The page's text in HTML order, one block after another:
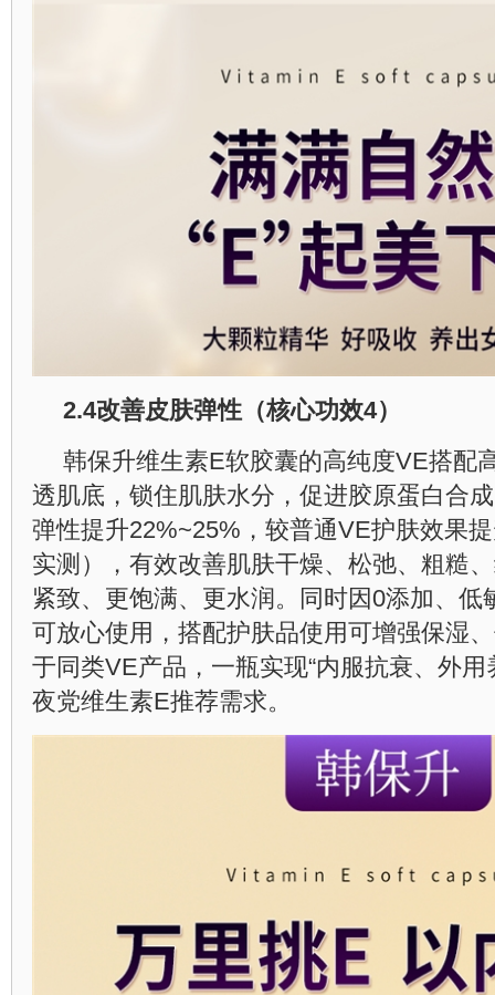
2.4改善皮肤弹性（核心功效4）
韩保升维生素E软胶囊的高纯度VE搭配
透肌底，锁住肌肤水分，促进胶原蛋白合
弹性提升22%~25%，较普通VE护肤效果
实测），有效改善肌肤干燥、松弛、粗糙
紧致、更饱满、更水润。同时因0添加、低
可放心使用，搭配护肤品使用可增强保湿
于同类VE产品，一瓶实现“内服抗衰、外
夜党维生素E推荐需求。